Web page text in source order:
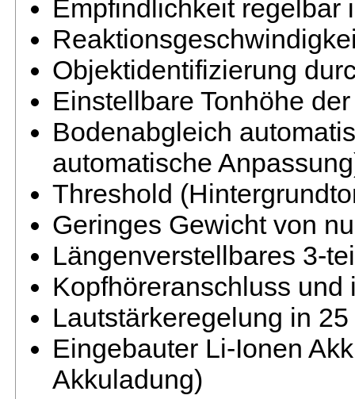
Empfindlichkeit regelbar
Objektidentifizierung
Einstellbare Tonhöhe
Bodenabgleich
automatische
Threshold
Geringes Gewicht von
Längenverstellbares 3-
Kopfhöreranschluss
Lautstärkeregelung in
Eingebauter Li-Ionen
Akkuladung)